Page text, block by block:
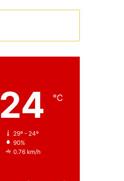
24 ℃
29º - 24º
90%
0.76 km/h